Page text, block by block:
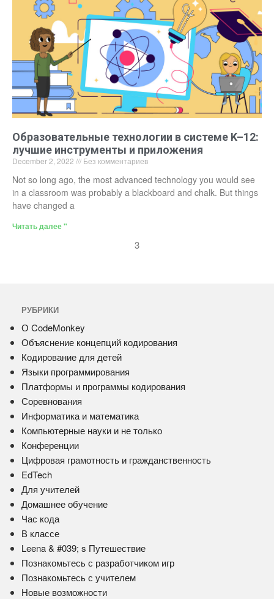
Образовательные технологии в системе K–12:
лучшие инструменты и приложения
December 2, 2022 Без комментариев
Not so long ago, the most advanced technology you would see
in a classroom was probably a blackboard and chalk. But things
have changed a
Читать далее "
3
РУБРИКИ
О CodeMonkey
Объяснение концепций кодирования
Кодирование для детей
Языки программирования
Платформы и программы кодирования
Соревнования
Информатика и математика
Компьютерные науки и не только
Конференции
Цифровая грамотность и гражданственность
EdTech
Для учителей
Домашнее обучение
Час кода
В классе
Leena & #039; s Путешествие
Познакомьтесь с разработчиком игр
Познакомьтесь с учителем
Новые возможности